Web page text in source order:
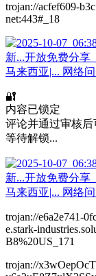
trojan://acfef609-
net:443#_18
🔐
内容已锁定
评论并通过审核
等待解锁...
trojan://e6a2e741-
e.stark-
B8%20US_171
trojan://